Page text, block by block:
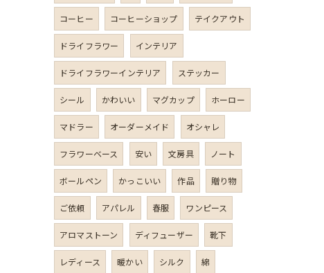
コーヒー コーヒーショップ テイクアウト
ドライフラワー インテリア
ドライフラワーインテリア ステッカー
シール かわいい マグカップ ホーロー
マドラー オーダーメイド オシャレ
フラワーベース 安い 文房具 ノート
ボールペン かっこいい 作品 贈り物
ご依頼 アパレル 春服 ワンピース
アロマストーン ディフューザー 靴下
レディース 暖かい シルク 綿